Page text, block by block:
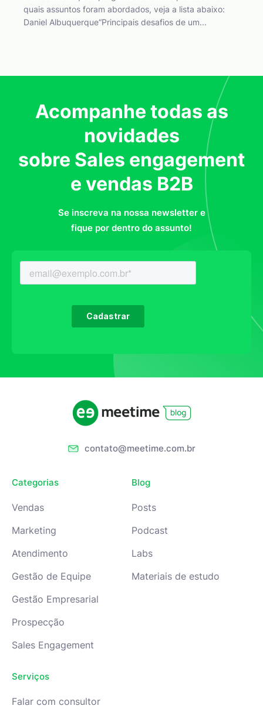
quais assuntos foram abordados, veja a lista abaixo:
Daniel Albuquerque“Principais desafios de um...
Acompanhe todas as
novidades
sobre Sales engagement
e vendas B2B
Se inscreva na nossa newsletter e
fique por dentro do assunto!
contato@meetime.com.br
Categorias
Vendas
Marketing
Atendimento
Gestão de Equipe
Gestão Empresarial
Prospecção
Sales Engagement
Blog
Posts
Podcast
Labs
Materiais de estudo
Serviços
Falar com consultor